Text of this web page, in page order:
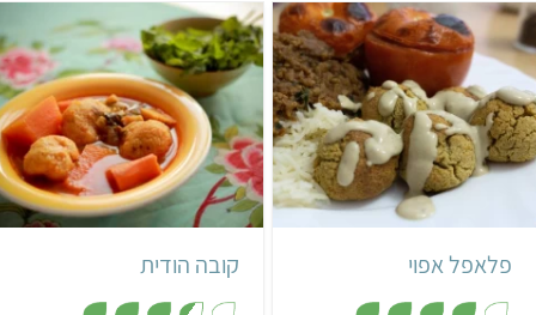
או על בסיס אורז עדשים
ושקדים. למעשה אפשר לוותר
על כל הרכיבים מלבד חבילת
הטחון עצמה שיתרונה הבולט
הוא שהיא מספיק דביקה
וטעימה בלי צורך להוסיף שום
דבר לעיסה.
קל 30 דקות
35 כדורים
פלאפל אפוי
קשה הודי
קובה הודית